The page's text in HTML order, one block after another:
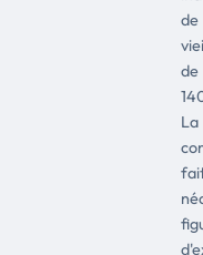
de
de
La